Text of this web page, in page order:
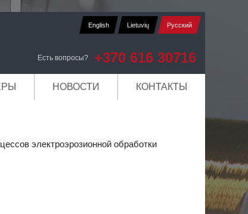
English Lietuvių Русский
Есть вопросы? +370 616 30716
НОВОСТИ КОНТАКТЫ
электроэрозионной обработки